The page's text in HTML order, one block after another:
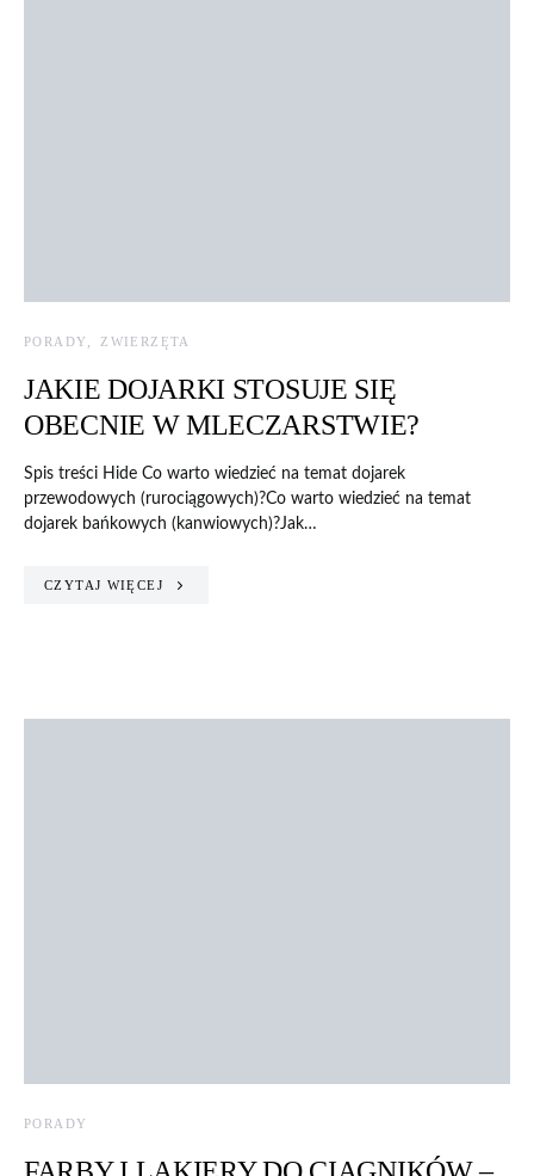
PORADY ZWIERZĘTA
JAKIE DOJARKI STOSUJE SIĘ
OBECNIE W MLECZARSTWIE?
Spis treści Hide Co warto wiedzieć na temat dojarek
przewodowych (rurociągowych)?Co warto wiedzieć na temat
dojarek bańkowych (kanwiowych)?Jak…
CZYTAJ WIĘCEJ
PORADY